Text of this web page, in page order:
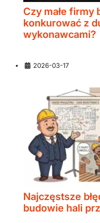
Czy małe firmy
konkurować z
wykonawcami?
Najczęstsze
budowie hali
Szczegóły
2026-03-17